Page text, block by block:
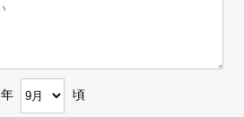
年 頃